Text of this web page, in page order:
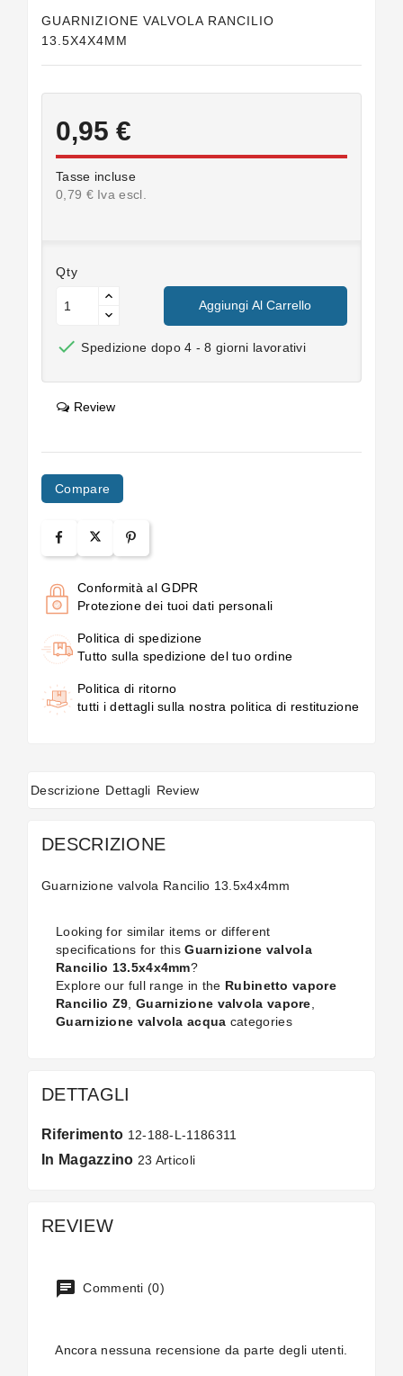
GUARNIZIONE VALVOLA RANCILIO
13.5X4X4MM
0,95 €
Tasse incluse
0,79 € Iva escl.
Qty
Aggiungi Al Carrello
 Spedizione dopo 4 - 8 giorni lavorativi
Review
Compare
Conformità al GDPR
Protezione dei tuoi dati personali
Politica di spedizione
Tutto sulla spedizione del tuo ordine
Politica di ritorno
tutti i dettagli sulla nostra politica di restituzione
Descrizione Dettagli Review
DESCRIZIONE
Guarnizione valvola Rancilio 13.5x4x4mm
Looking for similar items or different
specifications for thisGuarnizione valvola
Rancilio 13.5x4x4mm?
Explore our full range in the Rubinetto vapore
Rancilio Z9 Guarnizione valvola vapore
Guarnizione valvola acqua categories
DETTAGLI
Riferimento 12-188-L-1186311
In Magazzino 23 Articoli
REVIEW
Commenti (0)
Ancora nessuna recensione da parte degli utenti.